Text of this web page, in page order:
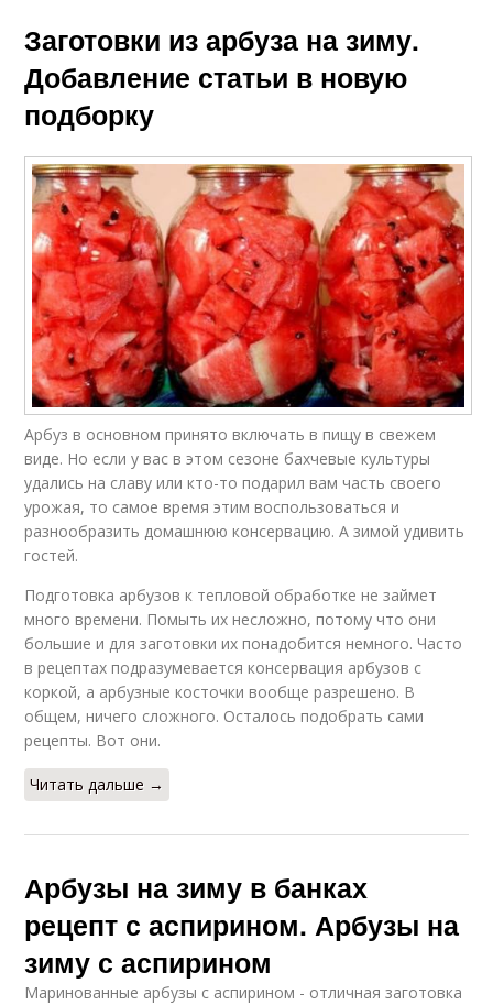
Заготовки из арбуза на зиму.
Добавление статьи в новую
подборку
Арбуз в основном принято включать в пищу в свежем
виде. Но если у вас в этом сезоне бахчевые культуры
удались на славу или кто-то подарил вам часть своего
урожая, то самое время этим воспользоваться и
разнообразить домашнюю консервацию. А зимой удивить
гостей.
Подготовка арбузов к тепловой обработке не займет
много времени. Помыть их несложно, потому что они
большие и для заготовки их понадобится немного. Часто
в рецептах подразумевается консервация арбузов с
коркой, а арбузные косточки вообще разрешено. В
общем, ничего сложного. Осталось подобрать сами
рецепты. Вот они.
Читать дальше →
Арбузы на зиму в банках
рецепт с аспирином. Арбузы на
зиму с аспирином
Маринованные арбузы с аспирином - отличная заготовка